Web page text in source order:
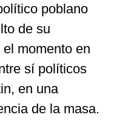
poblano
de su
momento en
sí políticos
en una
de la masa.